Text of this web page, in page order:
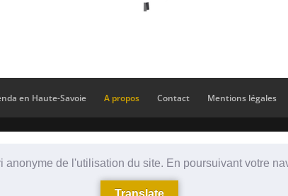
de l'utilisation du site. En poursuivant votre
en Haute-Savoie A propos Contact Mentions légales
Translate